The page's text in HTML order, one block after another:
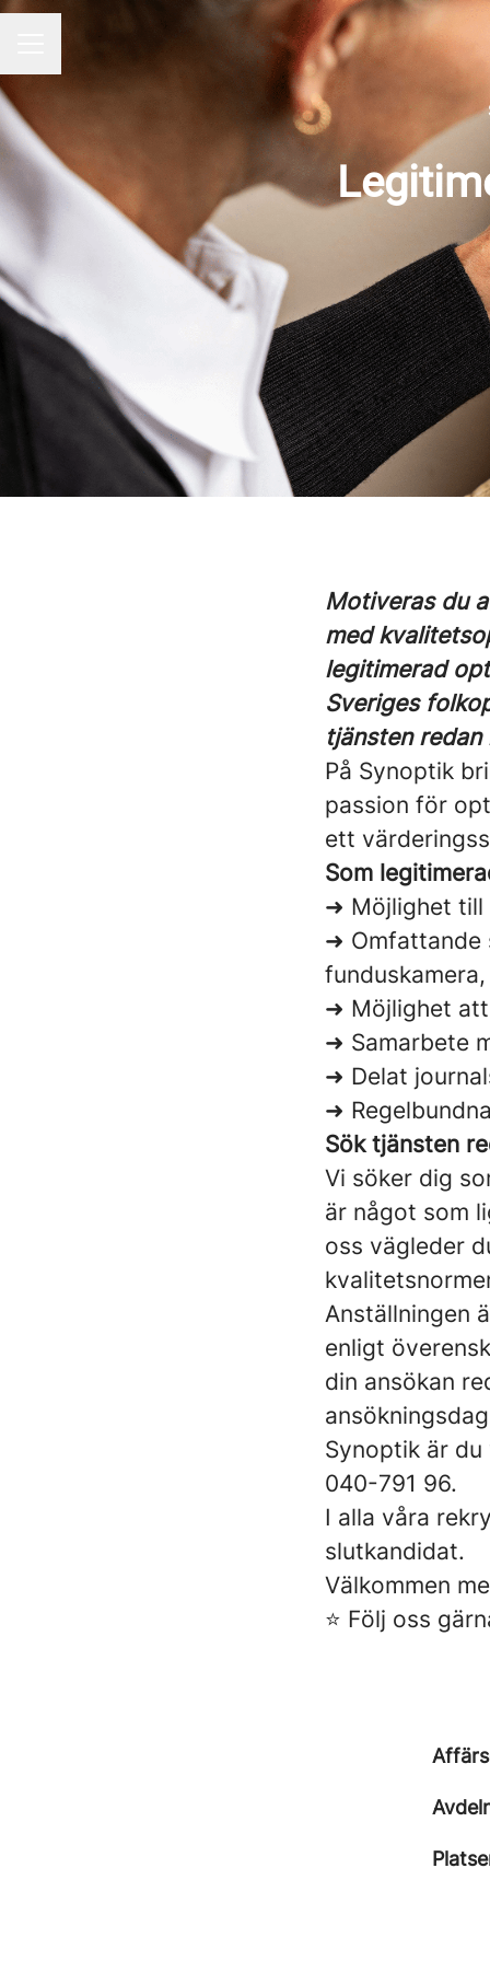
Motiveras du
med
legitimerad
Sveriges
tjänsten redan
På Synoptik
passion för
ett
Som
➜ Möjlighet till
➜ Omfattande
➜ Möjlighet
➜ Samarbete
➜ Delat
➜
Sök tjänsten
Vi söker dig
är något som
oss vägleder
Anställningen
enligt
din ansökan
Synoptik är
040-791 96.
I alla våra
slutkandidat.
Välkommen
⭐ Följ oss